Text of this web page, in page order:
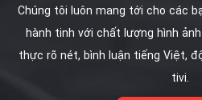
Chúng tôi luôn mang tới cho các
hành tinh với chất lượng hình
thực rõ nét, bình luận tiếng Việt,
tivi.